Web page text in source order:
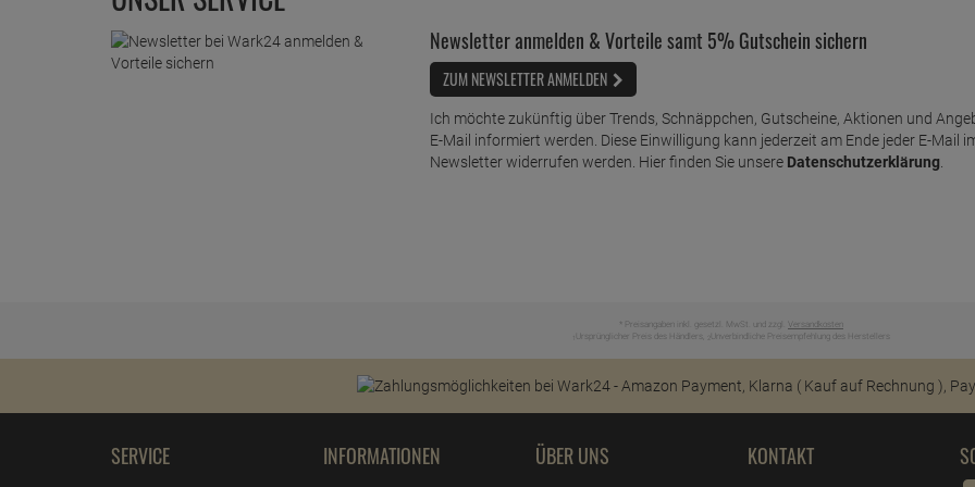
Newsletter anmelden & Vorteile samt 5% Gutschein sichern
ZUM NEWSLETTER ANMELDEN
Ich möchte zukünftig über Trends, Schnäppchen, Gutscheine, Aktionen und
E-Mail informiert werden. Diese Einwilligung kann jederzeit am Ende jeder E-Mail
Newsletter widerrufen werden. Hier finden Sie unsere Datenschutzerklärung.
* Preisangaben inkl. gesetzl. MwSt. und zzgl. Versandkosten
Ursprünglicher Preis des Händlers, Unverbindliche Preisempfehlung des Herstellers
SERVICE INFORMATIONEN ÜBER UNS KONTAKT